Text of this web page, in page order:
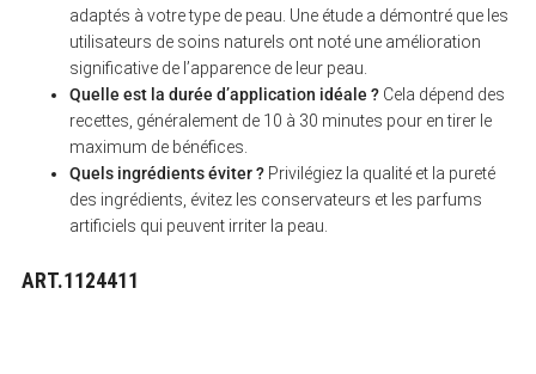
adaptés à votre type de peau. Une étude a démontré que les
utilisateurs de soins naturels ont noté une amélioration
significative de l’apparence de leur peau.
Quelle est la durée d’application idéale ?Cela dépend des
recettes, généralement de 10 à 30 minutes pour en tirer le
maximum de bénéfices.
Quels ingrédients éviter ?Privilégiez la qualité et la pureté
des ingrédients, évitez les conservateurs et les parfums
artificiels qui peuvent irriter la peau.
ART.1124411